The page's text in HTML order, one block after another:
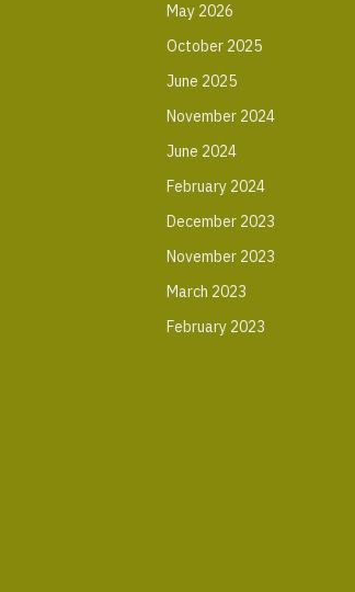
May 2026
October 2025
June 2025
November 2024
June 2024
February 2024
December 2023
November 2023
March 2023
February 2023